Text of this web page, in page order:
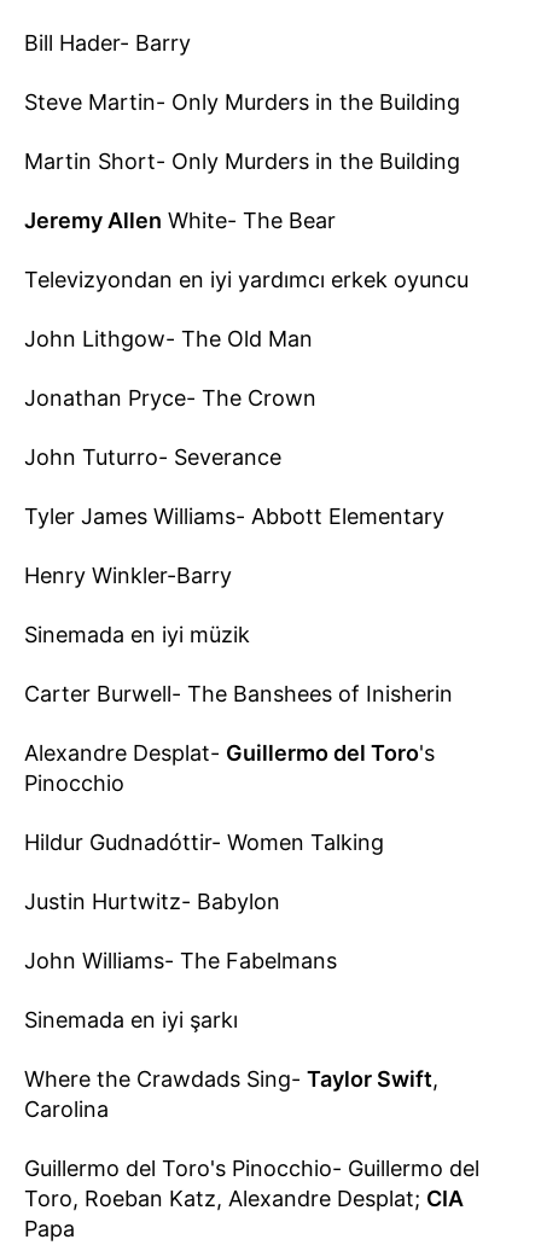
Bill Hader- Barry
Steve Martin- Only Murders in the Building
Martin Short- Only Murders in the Building
Jeremy Allen White- The Bear
Televizyondan en iyi yardımcı erkek oyuncu
John Lithgow- The Old Man
Jonathan Pryce- The Crown
John Tuturro- Severance
Tyler James Williams- Abbott Elementary
Henry Winkler-Barry
Sinemada en iyi müzik
Carter Burwell- The Banshees of Inisherin
Alexandre Desplat- Guillermo del Toro's
Pinocchio
Hildur Gudnadóttir- Women Talking
Justin Hurtwitz- Babylon
John Williams- The Fabelmans
Sinemada en iyi şarkı
Where the Crawdads Sing- Taylor Swift,
Carolina
Guillermo del Toro's Pinocchio- Guillermo del
Toro, Roeban Katz, Alexandre Desplat; CIA
Papa